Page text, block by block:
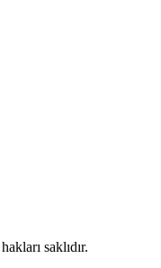
saklıdır.